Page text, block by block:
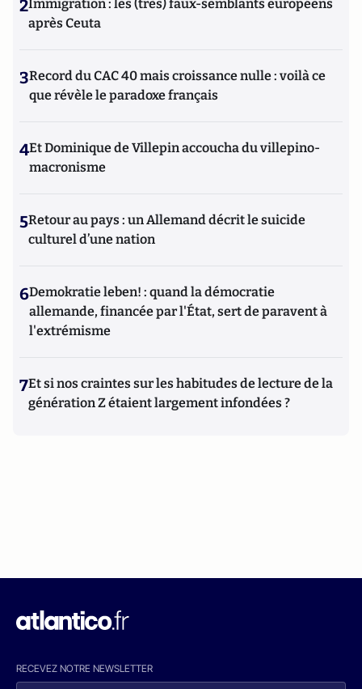
2Immigration : les (très) faux-semblants européens
après Ceuta
3Record du CAC 40 mais croissance nulle : voilà ce
que révèle le paradoxe français
4Et Dominique de Villepin accoucha du villepino-
macronisme
5Retour au pays : un Allemand décrit le suicide
culturel d’une nation
6Demokratie leben! : quand la démocratie
allemande, financée par l'État, sert de paravent à
l'extrémisme
7Et si nos craintes sur les habitudes de lecture de la
génération Z étaient largement infondées ?
RECEVEZ NOTRE NEWSLETTER